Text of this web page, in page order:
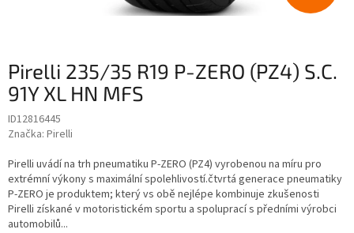
Pirelli 235/35 R19 P-ZERO (PZ4) S.C.
91Y XL HN MFS
ID12816445
Značka: Pirelli
Pirelli uvádí na trh pneumatiku P-ZERO (PZ4) vyrobenou na míru pro
extrémní výkony s maximální spolehlivostí.čtvrtá generace pneumatiky
P-ZERO je produktem; který vs obě nejlépe kombinuje zkušenosti
Pirelli získané v motoristickém sportu a spoluprací s předními výrobci
automobilů...